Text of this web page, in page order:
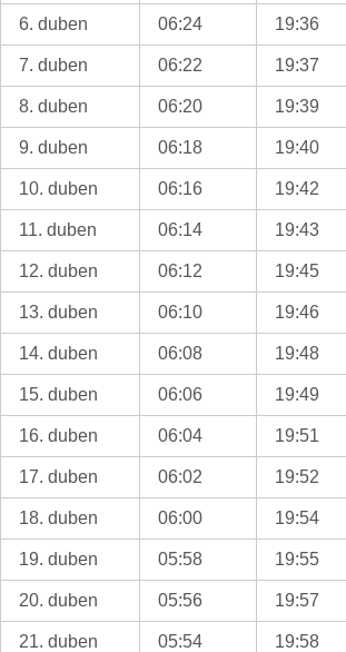
6. duben 06:24 19:36
7. duben 06:22 19:37
8. duben 06:20 19:39
9. duben 06:18 19:40
10. duben 06:16 19:42
11. duben 06:14 19:43
12. duben 06:12 19:45
13. duben 06:10 19:46
14. duben 06:08 19:48
15. duben 06:06 19:49
16. duben 06:04 19:51
17. duben 06:02 19:52
18. duben 06:00 19:54
19. duben 05:58 19:55
20. duben 05:56 19:57
21. duben 05:54 19:58